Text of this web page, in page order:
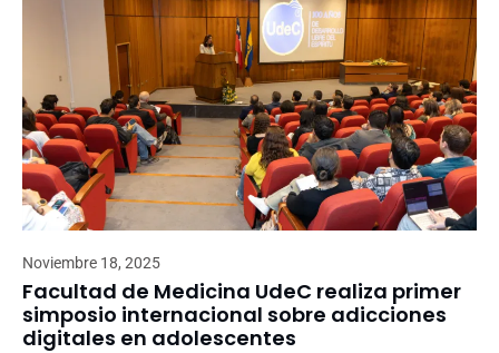
Noviembre 18, 2025
Facultad de Medicina UdeC realiza primer
simposio internacional sobre adicciones
digitales en adolescentes